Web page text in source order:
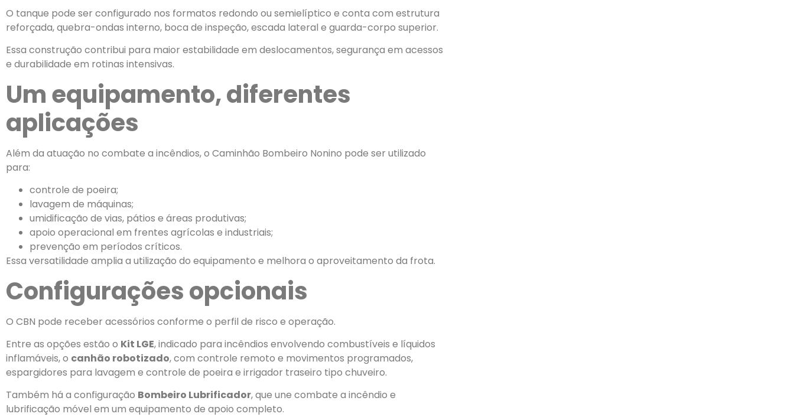
O tanque pode ser configurado nos formatos redondo ou semielíptico e conta com estrutura
reforçada, quebra-ondas interno, boca de inspeção, escada lateral e guarda-corpo superior.
Essa construção contribui para maior estabilidade em deslocamentos, segurança em acessos
e durabilidade em rotinas intensivas.
Um equipamento, diferentes
aplicações
Além da atuação no combate a incêndios, o Caminhão Bombeiro Nonino pode ser utilizado
para:
controle de poeira;
lavagem de máquinas;
umidificação de vias, pátios e áreas produtivas;
apoio operacional em frentes agrícolas e industriais;
prevenção em períodos críticos.
Essa versatilidade amplia a utilização do equipamento e melhora o aproveitamento da frota.
Configurações opcionais
O CBN pode receber acessórios conforme o perfil de risco e operação.
Entre as opções estão o Kit LGE, indicado para incêndios envolvendo combustíveis e líquidos
inflamáveis, o canhão robotizado, com controle remoto e movimentos programados,
espargidores para lavagem e controle de poeira e irrigador traseiro tipo chuveiro.
Também há a configuração Bombeiro Lubrificador, que une combate a incêndio e
lubrificação móvel em um equipamento de apoio completo.